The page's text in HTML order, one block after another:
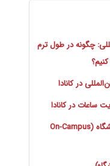
چگونه در طول ترم
4 روش اول: کار نامحدود در محوطه دانشگاه (On-Campus